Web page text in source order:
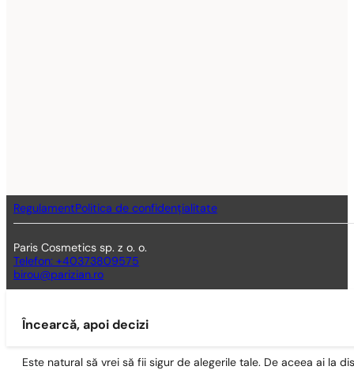
Regulament Politica de confidențialitate
Paris Cosmetics sp. z o. o.
Telefon: +40373809575
birou@parizian.ro
Încearcă, apoi decizi
Este natural să vrei să fii sigur de alegerile tale. De aceea ai la